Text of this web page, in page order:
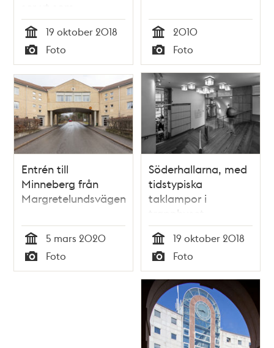
trädgrenar
Tid
19 oktober 2018
Typ
Foto Tid
2010
Typ
Foto
Entrén till
Minneberg från
Margretelundsvägen
Tid
5 mars 2020
Typ
Foto
Söderhallarna, med
tidstypiska
taklampor i
trapphuset.
Tid
19 oktober 2018
Typ
Foto